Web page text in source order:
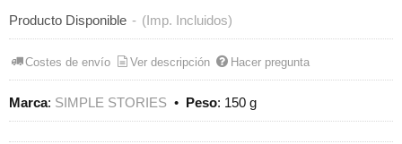
Producto Disponible - (Imp. Incluidos)
Costes de envío Ver descripción Hacer pregunta
Marca: SIMPLE STORIES • Peso: 150 g